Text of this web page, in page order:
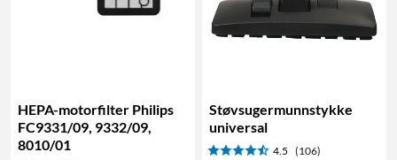
HEPA-motorfilter Philips
FC9331/09, 9332/09,
8010/01
Støvsugermunnstykke
universal
4.5 (106)